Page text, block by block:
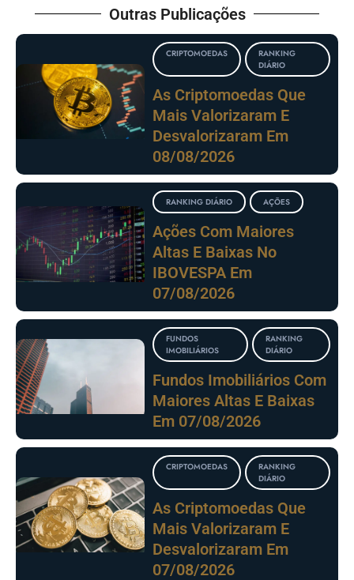
Outras Publicações
CRIPTOMOEDAS
RANKING
DIÁRIO
As Criptomoedas Que
Mais Valorizaram E
Desvalorizaram Em
08/08/2026
RANKING DIÁRIO AÇÕES
Ações Com Maiores
Altas E Baixas No
IBOVESPA Em
07/08/2026
FUNDOS
IMOBILIÁRIOS
RANKING
DIÁRIO
Fundos Imobiliários Com
Maiores Altas E Baixas
Em 07/08/2026
CRIPTOMOEDAS
RANKING
DIÁRIO
As Criptomoedas Que
Mais Valorizaram E
Desvalorizaram Em
07/08/2026